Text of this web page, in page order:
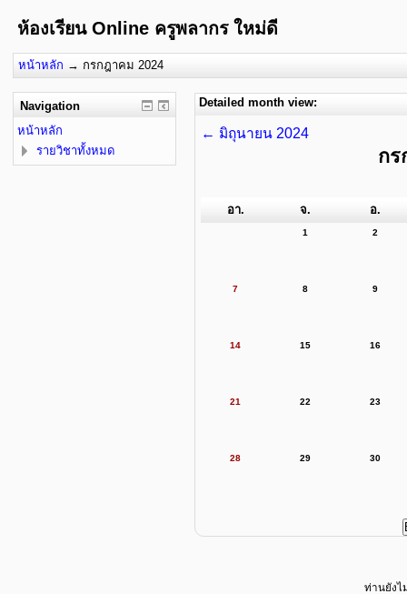
ห้องเรียน Online ครูพลากร ใหม่ดี
หน้าหลัก → กรกฎาคม 2024
Detailed month view:
← มิถุนายน 2024
กร
อา. จ. อ.
1 2
7 8 9
14 15 16
21 22 23
28 29 30
Navigation
หน้าหลัก
รายวิชาทั้งหมด
ท่านยังไ